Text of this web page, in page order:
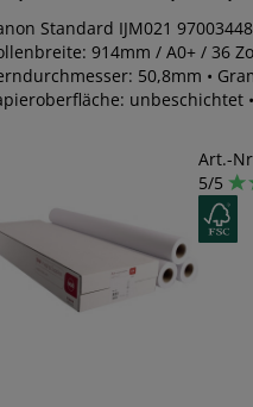
Standard IJM021
914mm / A0+ / 36
50,8mm •
unbeschichtet
Art.-
5/5